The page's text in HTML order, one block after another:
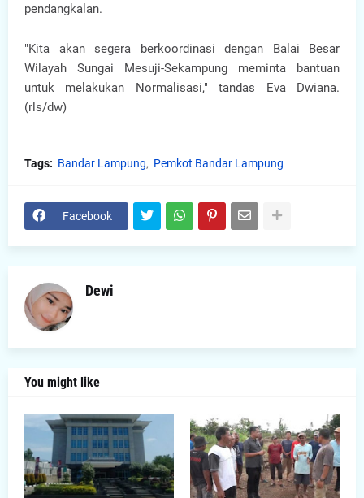
pendangkalan.
"Kita akan segera berkoordinasi dengan Balai Besar
Wilayah Sungai Mesuji-Sekampung meminta bantuan
untuk melakukan Normalisasi," tandas Eva Dwiana.
(rls/dw)
Tags: Bandar Lampung Pemkot Bandar Lampung
Facebook
Dewi
You might like